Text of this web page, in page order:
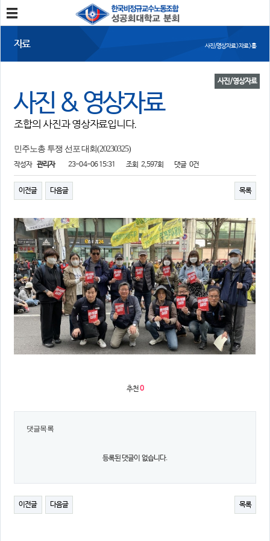
분회소개
소식
공지사항
참여
자유게시판
자료
사진/영상자료
분회자료
참고자료
의견
칼럼/기고 토론회자료
자료 사진/영상자료 > 자료 > 홈
사진 & 영상자료
조합의 사진과 영상자료입니다.
사진/영상자료
민주노총 투쟁 선포 대회(20230325)
작성자 관리자 23-04-06 15:31 조회 2,597회 댓글 0건
이전글 다음글 목록
추천0
댓글목록
등록된 댓글이 없습니다.
이전글 다음글 목록